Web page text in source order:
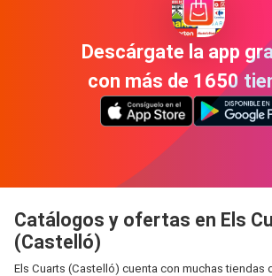
Descárgate la app
con más de 1650
Catálogos y ofertas en Els
(Castelló)
Els Cuarts (Castelló) cuenta con muchas tiendas